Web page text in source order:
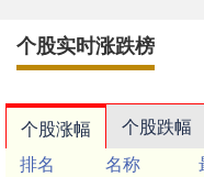
个股实时涨跌榜
个股涨幅 个股跌幅
排名
名称